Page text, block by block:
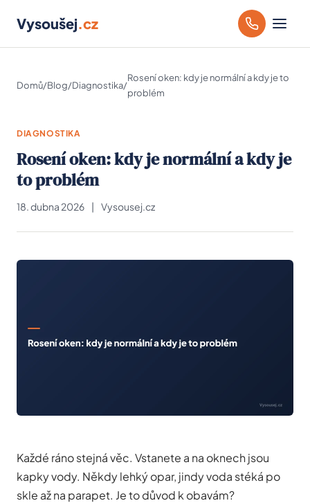
Vysoušej.cz
Domů/Blog/Diagnostika/
Rosení oken: kdy je normální a kdy je to
problém
DIAGNOSTIKA
Rosení oken: kdy je normální a kdy je
to problém
18. dubna 2026 | Vysousej.cz
Každé ráno stejná věc. Vstanete a na oknech jsou
kapky vody. Někdy lehký opar, jindy voda stéká po
skle až na parapet. Je to důvod k obavám?